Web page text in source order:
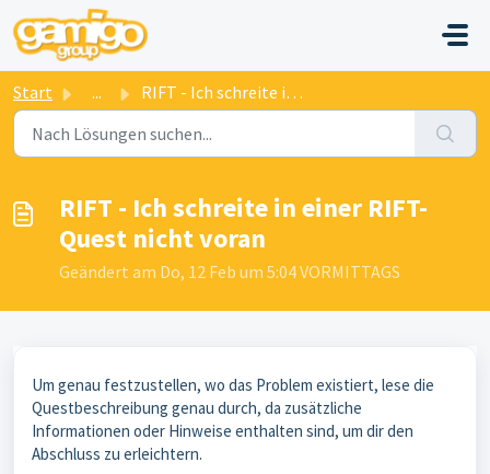
Zum hauptsächlichen Inhalt gehen
Start ... RIFT - Ich schreite in einer RIFT-Quest nicht voran
RIFT - Ich schreite in einer RIFT-
Quest nicht voran
Geändert am Do, 12 Feb um 5:04 VORMITTAGS
Um genau festzustellen, wo das Problem existiert, lese die
Questbeschreibung genau durch, da zusätzliche
Informationen oder Hinweise enthalten sind, um dir den
Abschluss zu erleichtern.